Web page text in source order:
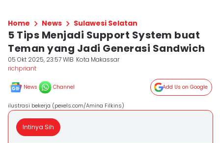
Home News Sulawesi Selatan
5 Tips Menjadi Support System buat
Teman yang Jadi Generasi Sandwich
05 Okt 2025, 23:57 WIB Kota Makassar
richpriant
News Channel Add Us on Google
ilustrasi bekerja (pexels.com/Amina Filkins)
Intinya Sih